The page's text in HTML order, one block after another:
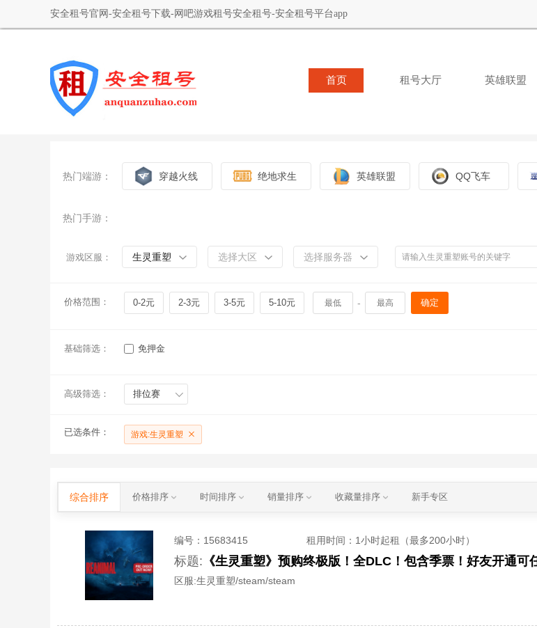
安全租号官网-安全租号下载-网吧游戏租号安全租号-安全租号平台app
首页 租号大厅 英雄联盟
热门端游： 穿越火线 绝地求生 英雄联盟 QQ飞车
热门手游：
游戏区服： 生灵重塑 选择大区 选择服务器
价格范围： 0-2元 2-3元 3-5元 5-10元 - 确定
基础筛选： 免押金
高级筛选： 排位赛
已选条件： 游戏:生灵重塑
综合排序 价格排序 时间排序 销量排序 收藏量排序 新手专区
编号： 15683415 租用时间 ：1小时起租（最多200小时）
标题:
区服:生灵重塑/steam/steam